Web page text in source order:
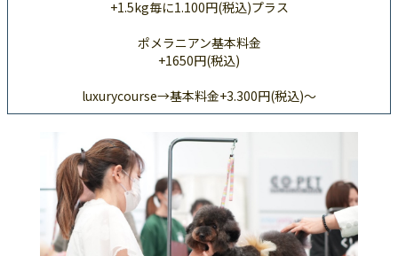
+1.5kg毎に1.100円(税込)プラス
ポメラニアン基本料金
+1650円(税込)
luxurycourse→基本料金+3.300円(税込)～